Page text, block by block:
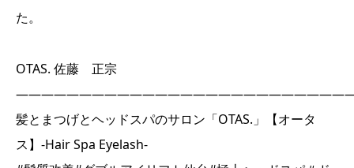
た。
OTAS. 佐藤 正宗
髪とまつげとヘッドスパのサロン「OTAS.」【オータ
ス】-Hair Spa Eyelash-